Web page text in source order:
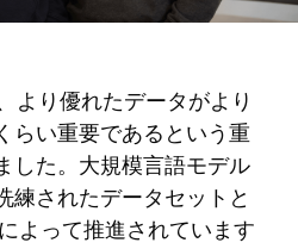
より優れたデータがより
らい重要であるという重
した。大規模言語モデル
練されたデータセットと
よって推進されています